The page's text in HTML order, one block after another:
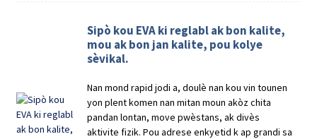
Sipò kou EVA ki reglabl ak bon kalite,
mou ak bon jan kalite, pou kolye
sèvikal.
Nan mond rapid jodi a, doulè nan kou vin tounen
yon plent komen nan mitan moun akòz chita
pandan lontan, move pwèstans, ak divès
aktivite fizik. Pou adrese enkyetid k ap grandi sa